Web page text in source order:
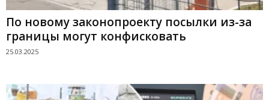
По новому законопроекту посылки из-за
границы могут конфисковать
25.03.2025